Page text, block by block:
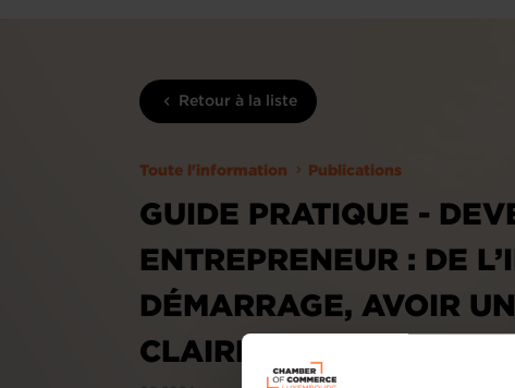
Retour à la liste
Toute l'information Publications
GUIDE PRATIQUE -
ENTREPRENEUR : DE
DÉMARRAGE, AVOIR
CLAIRE